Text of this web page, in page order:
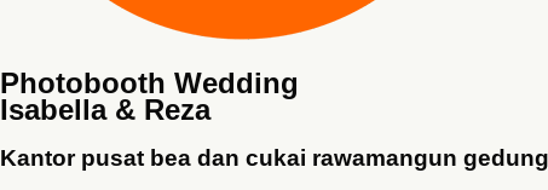
Photobooth Wedding
Isabella & Reza
Kantor pusat bea dan cukai rawamangun